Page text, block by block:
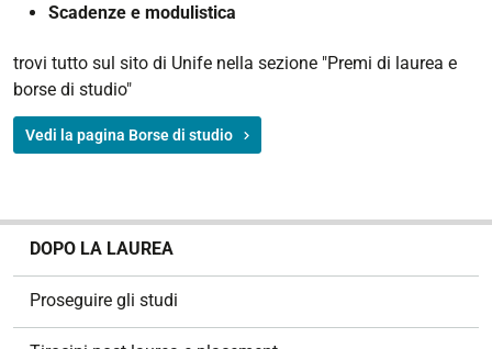
Scadenze e modulistica
trovi tutto sul sito di Unife nella sezione "Premi di laurea e
borse di studio"
Vedi la pagina Borse di studio
DOPO LA LAUREA
Proseguire gli studi